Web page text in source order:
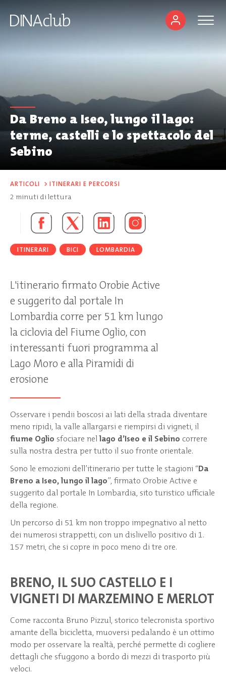
Da Breno a Iseo, lungo il lago:
terme, castelli e lo spettacolo del
Sebino
ARTICOLI > ITINERARI E PERCORSI
2 minuti di lettura
ITINERARI BICI LOMBARDIA
L'itinerario firmato Orobie Active
e suggerito dal portale In
Lombardia corre per 51 km lungo
la ciclovia del Fiume Oglio, con
interessanti fuori programma al
Lago Moro e alla Piramidi di
erosione
Osservare i pendii boscosi ai lati della strada diventare
meno ripidi, la valle allargarsi e riempirsi di vigneti, il
fiume Oglio sfociare nellago d’Iseo e il Sebino correre
sulla nostra destra per tutto il suo fronte orientale.
Sono le emozioni dell’itinerario per tutte le stagioni “Da
Breno a Iseo, lungo il lago”, firmato Orobie Active e
suggerito dal portale In Lombardia, sito turistico ufficiale
della regione.
Un percorso di 51 km non troppo impegnativo al netto
dei numerosi strappetti, con un dislivello positivo di 1.
157 metri, che si copre in poco meno di tre ore.
BRENO, IL SUO CASTELLO E I
VIGNETI DI MARZEMINO E MERLOT
Come racconta Bruno Pizzul, storico telecronista sportivo
amante della bicicletta, muoversi pedalando è un ottimo
modo per osservare la realtà, perché permette di cogliere
dettagli che sfuggono a bordo di mezzi di trasporto più
veloci.